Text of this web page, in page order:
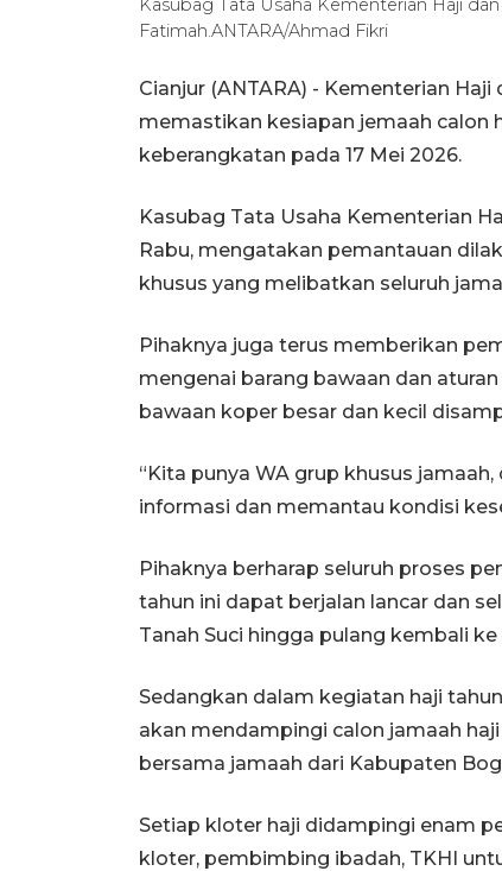
Kasubag Tata Usaha Kementerian Haji
Fatimah.ANTARA/Ahmad Fikri
Cianjur (ANTARA) - Kementerian
memastikan kesiapan jemaah calon
keberangkatan pada 17 Mei 2026.
Kasubag Tata Usaha Kementerian
Rabu, mengatakan pemantauan
khusus yang melibatkan seluruh
Pihaknya juga terus memberikan
mengenai barang bawaan dan
bawaan koper besar dan kecil
“Kita punya WA grup khusus
informasi dan memantau kondisi
Pihaknya berharap seluruh proses
tahun ini dapat berjalan lancar dan
Tanah Suci hingga pulang kembali ke
Sedangkan dalam kegiatan haji
akan mendampingi calon jamaah
bersama jamaah dari Kabupaten
Setiap kloter haji didampingi enam
kloter, pembimbing ibadah, TKHI